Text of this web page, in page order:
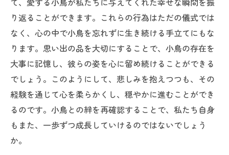
り返ることができます。これらの行為はただの儀式では
なく、心の中で小鳥を忘れずに生き続ける手立てにもな
ります。思い出の品を大切にすることで、小鳥の存在を
大事に記憶し、彼らの姿を心に留め続けることができる
でしょう。このようにして、悲しみを抱えつつも、その
経験を通じて心を柔らかくし、穏やかに進むことができ
るのです。小鳥との絆を再確認することで、私たち自身
もまた、一歩ずつ成長していけるのではないでしょう
か。